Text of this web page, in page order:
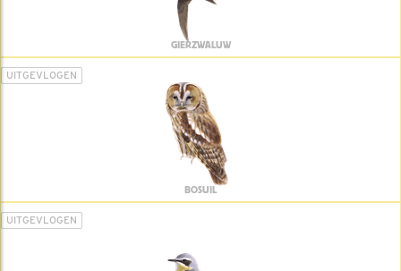
GIERZWALUW
UITGEVLOGEN
BOSUIL
UITGEVLOGEN